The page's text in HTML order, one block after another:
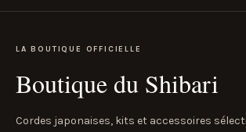
LA BOUTIQUE OFFICIELLE
Boutique du Shibari
Cordes japonaises, kits et accessoires